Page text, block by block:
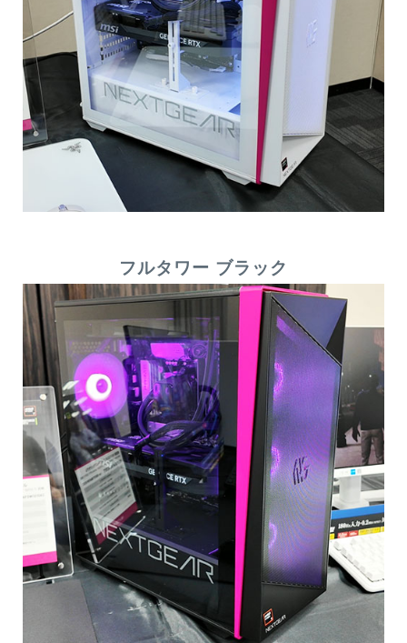
フルタワー ブラック